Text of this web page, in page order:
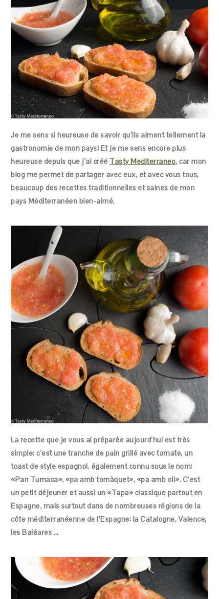
Je me sens si heureuse de savoir qu’ils aiment tellement la
gastronomie de mon pays! Et je me sens encore plus
heureuse depuis que j’ai créé Tasty Mediterraneo, car mon
blog me permet de partager avec eux, et avec vous tous,
beaucoup des recettes traditionnelles et saines de mon
pays Méditerranéen bien-aimé.
La recette que je vous ai préparée aujourd’hui est très
simple: c’est une tranche de pain grillé avec tomate, un
toast de style espagnol, également connu sous le nom:
«Pan Tumaca», «pa amb tomàquet», «pa amb oli». C’est
un petit déjeuner et aussi un «Tapa» classique partout en
Espagne, mais surtout dans de nombreuses régions de la
côte méditerranéenne de l’Espagne: la Catalogne, Valence,
les Baléares …